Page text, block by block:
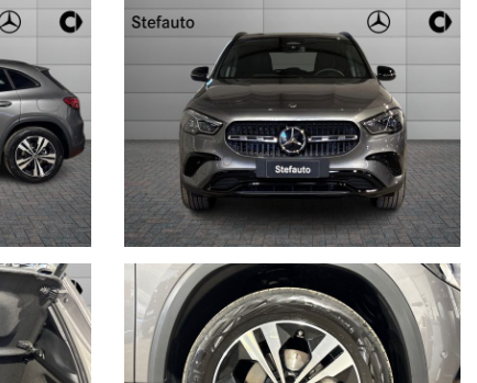
diventa fan delle pagine facebook .Sei sei interessato